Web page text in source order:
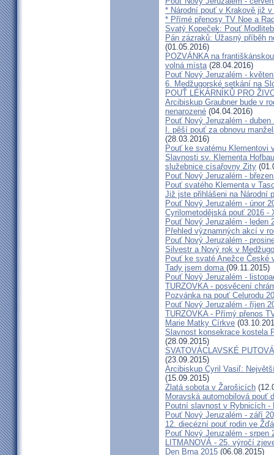
* Národní pouť v Krakově již
* Přímé přenosy TV Noe a
Svatý Kopeček: Pouť
Pán zázraků: Úžasný příběh
(01.05.2016)
POZVÁNKA na
volná místa(28.04.2016)
Pouť Nový Jeruzalém -
6. Medžugorské setkání na
POUŤ LÉKÁRNÍKŮ PRO
Arcibiskup Graubner bude v
nenarozené (04.04.2016)
Pouť Nový Jeruzalém - duben
I. pěší pouť za obnovu
(28.03.2016)
Pouť ke svatému Klementovi
Slavnosti sv. Klementa
služebnice císařovny Zity
Pouť Nový Jeruzalém -
Pouť svatého Klementa v
Již jste přihlášeni na Národní
Pouť Nový Jeruzalém - únor
Cyrilometodějská pouť 2016 -
Pouť Nový Jeruzalém - leden
Přehled významných akcí v
Pouť Nový Jeruzalém -
Silvestr a Nový rok v
Pouť ke svaté Anežce České
Tady jsem doma (09.11.2015)
Pouť Nový Jeruzalém -
TURZOVKA - posvěcení
Pozvánka na pouť Celurodu
Pouť Nový Jeruzalém - říjen
TURZOVKA - Přímý přenos
Marie Matky Církve
Slavnost konsekrace kostela
(28.09.2015)
SVATOVÁCLAVSKÉ
(23.09.2015)
Arcibiskup Cyril Vasiľ:
(15.09.2015)
Zlatá sobota v Žarošicích
Moravská automobilová pouť
Poutní slavnost v Rybnicích -
Pouť Nový Jeruzalém - září
12. diecézní pouť rodin ve
Pouť Nový Jeruzalém - srpen
LITMANOVÁ - 25. výročí
Den Brna 2015 (06.08.2015)